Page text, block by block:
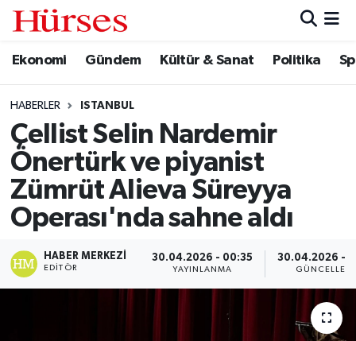
Ekonomi Gündem Kültür & Sanat Politika
HABERLER ISTANBUL
Çellist Selin Nardemir
Önertürk ve piyanist
Zümrüt Alieva Süreyya
Operası'nda sahne aldı
HABER MERKEZI
EDITÖR
30.04.2026 - 00:35
YAYINLANMA
30.04.2026 -
Ekonomi
Gündem
Kültür & Sanat
Politika
Spor
Turizm
Hava Durumu
Trafik Durumu
Süper Lig Puan Durumu ve Fikstür
Tüm Manşetler
Son Dakika Haberleri
Haber Arşivi